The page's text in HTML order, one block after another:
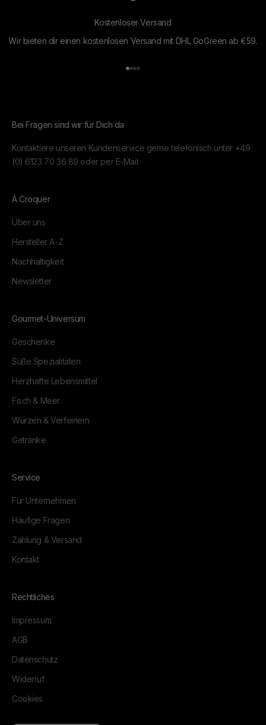
Kostenloser Versand
Wir bieten dir einen kostenlosen Versand mit DHL GoGreen ab €59.
Gehe zu Element 1
Gehe zu Element 2
Gehe zu Element 3
Gehe zu Element 4
Bei Fragen sind wir für Dich da
Kontaktiere unseren Kundenservice gerne telefonisch unter +49
(0) 6123 70 36 89 oder per E-Mail.
À Croquer
Über uns
Hersteller A-Z
Nachhaltigkeit
Newsletter
Gourmet-Universum
Geschenke
Süße Spezialitäten
Herzhafte Lebensmittel
Fisch & Meer
Würzen & Verfeinern
Getränke
Service
Für Unternehmen
Häufige Fragen
Zahlung & Versand
Kontakt
Rechtliches
Impressum
AGB
Datenschutz
Widerruf
Cookies